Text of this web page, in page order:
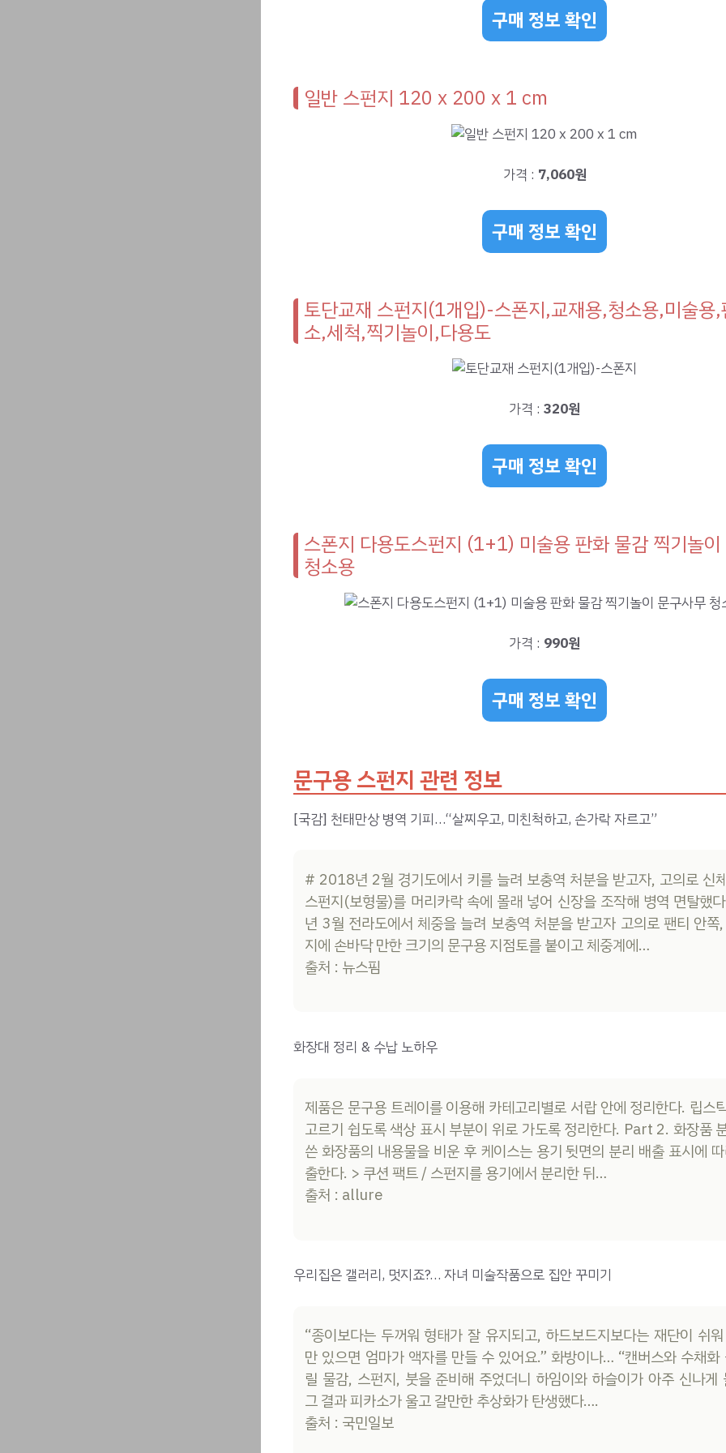
구매 정보 확인
일반 스펀지 120 x 200 x 1 cm
가격 : 7,060원
구매 정보 확인
토단교재 스펀지(1개입)-스폰지,교재용,청소용,미술용
소,세척,찍기놀이,다용도
가격 : 320원
구매 정보 확인
스폰지 다용도스펀지 (1+1) 미술용 판화 물감 찍기놀
청소용
가격 : 990원
구매 정보 확인
문구용 스펀지 관련 정보
[국감] 천태만상 병역 기피…“살찌우고, 미친척하고, 손가락 자르고”
# 2018년 2월 경기도에서 키를 늘려 보충역 처분을 받고자, 고의로 신
스펀지(보형물)를 머리카락 속에 몰래 넣어 신장을 조작해 병역 면탈
년 3월 전라도에서 체중을 늘려 보충역 처분을 받고자 고의로 팬티 안쪽
지에 손바닥 만한 크기의 문구용 지점토를 붙이고 체중계에…
출처 : 뉴스핌
화장대 정리 & 수납 노하우
제품은 문구용 트레이를 이용해 카테고리별로 서랍 안에 정리한다. 립스
고르기 쉽도록 색상 표시 부분이 위로 가도록 정리한다. Part 2. 화장품
쓴 화장품의 내용물을 비운 후 케이스는 용기 뒷면의 분리 배출 표시에
출한다. > 쿠션 팩트 / 스펀지를 용기에서 분리한 뒤…
출처 : allure
우리집은 갤러리, 멋지죠?… 자녀 미술작품으로 집안 꾸미기
“종이보다는 두꺼워 형태가 잘 유지되고, 하드보드지보다는 재단이 쉬
만 있으면 엄마가 액자를 만들 수 있어요.” 화방이나… “캔버스와 수채화
릴 물감, 스펀지, 붓을 준비해 주었더니 하임이와 하슬이가 아주 신나게
그 결과 피카소가 울고 갈만한 추상화가 탄생했다….
출처 : 국민일보